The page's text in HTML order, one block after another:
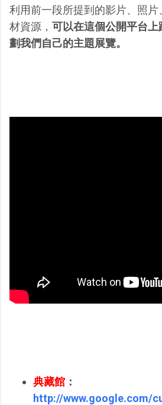
利用前一段所提到的影片、照
材資源， 可以在這個公開平台
劃我們自己的主題展覽。
典藏館 ：
http://www.google.com/